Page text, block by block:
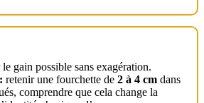
gain possible sans exagération.
retenir une fourchette de 2 à 4 cm dans
comprendre que cela change la